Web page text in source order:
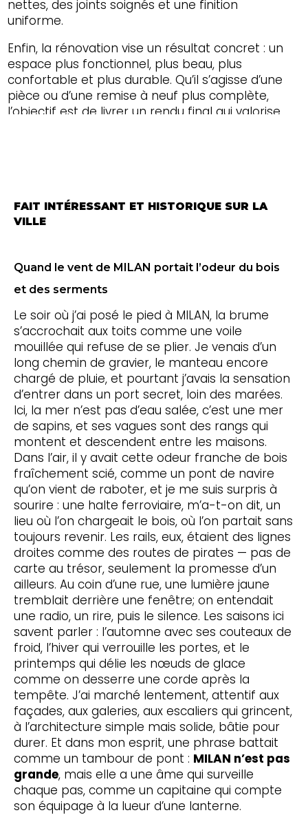
nettes, des joints soignés et une finition
uniforme.
Enfin, la rénovation vise un résultat concret : un
espace plus fonctionnel, plus beau, plus
confortable et plus durable. Qu’il s’agisse d’une
pièce ou d’une remise à neuf plus complète,
l’objectif est de livrer un rendu final qui valorise
FAIT INTÉRESSANT ET HISTORIQUE SUR LA
VILLE
Quand le vent de MILAN portait l’odeur du bois
et des serments
Le soir où j’ai posé le pied à MILAN, la brume
s’accrochait aux toits comme une voile
mouillée qui refuse de se plier. Je venais d’un
long chemin de gravier, le manteau encore
chargé de pluie, et pourtant j’avais la sensation
d’entrer dans un port secret, loin des marées.
Ici, la mer n’est pas d’eau salée, c’est une mer
de sapins, et ses vagues sont des rangs qui
montent et descendent entre les maisons.
Dans l’air, il y avait cette odeur franche de bois
fraîchement scié, comme un pont de navire
qu’on vient de raboter, et je me suis surpris à
sourire : une halte ferroviaire, m’a-t-on dit, un
lieu où l’on chargeait le bois, où l’on partait sans
toujours revenir. Les rails, eux, étaient des lignes
droites comme des routes de pirates — pas de
carte au trésor, seulement la promesse d’un
ailleurs. Au coin d’une rue, une lumière jaune
tremblait derrière une fenêtre; on entendait
une radio, un rire, puis le silence. Les saisons ici
savent parler : l’automne avec ses couteaux de
froid, l’hiver qui verrouille les portes, et le
printemps qui délie les nœuds de glace
comme on desserre une corde après la
tempête. J’ai marché lentement, attentif aux
façades, aux galeries, aux escaliers qui grincent,
à l’architecture simple mais solide, bâtie pour
durer. Et dans mon esprit, une phrase battait
comme un tambour de pont : MILAN n’est pas
grande, mais elle a une âme qui surveille
chaque pas, comme un capitaine qui compte
son équipage à la lueur d’une lanterne.